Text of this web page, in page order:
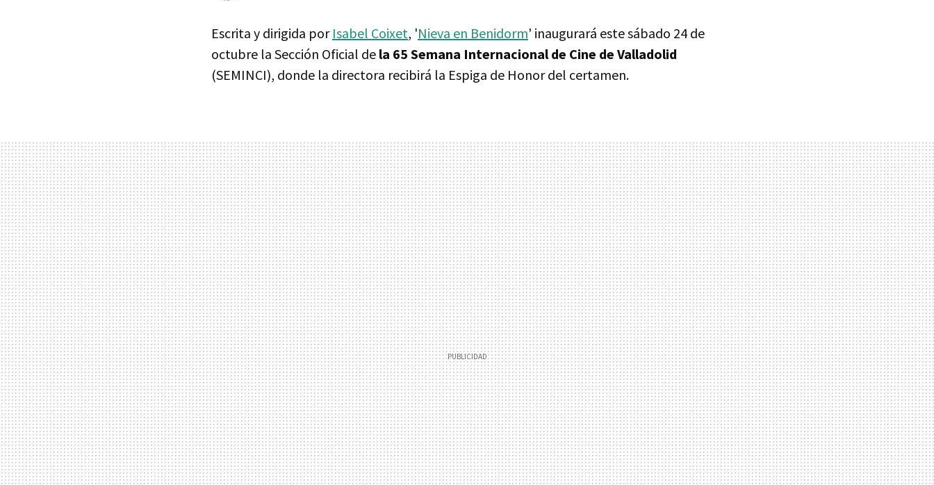
Escrita y dirigida por Isabel Coixet, 'Nieva en Benidorm' inaugurará este sábado 24 de
octubre la Sección Oficial de la 65 Semana Internacional de Cine de Valladolid
(SEMINCI), donde la directora recibirá la Espiga de Honor del certamen.